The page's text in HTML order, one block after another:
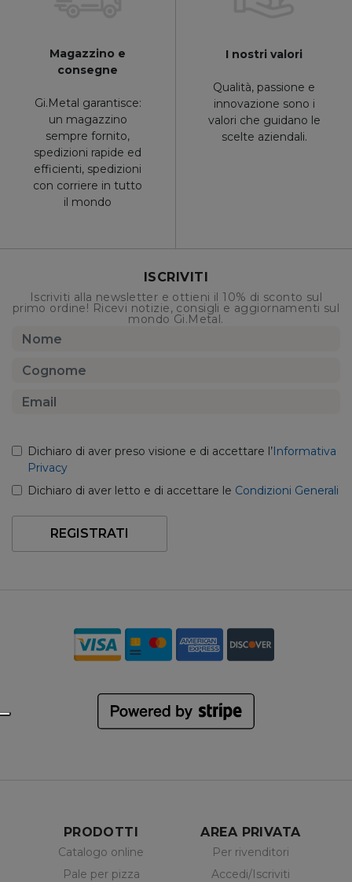
Magazzino e
consegne
Gi.Metal garantisce:
un magazzino
sempre fornito,
spedizioni rapide ed
efficienti, spedizioni
con corriere in tutto
il mondo
I nostri valori
Qualità, passione e
innovazione sono i
valori che guidano le
scelte aziendali.
ISCRIVITI
Iscriviti alla newsletter e ottieni il 10% di sconto sul
primo ordine! Ricevi notizie, consigli e aggiornamenti sul
mondo Gi.Metal.
Dichiaro di aver preso visione e di accettare l’Informativa
Privacy
Dichiaro di aver letto e di accettare le Condizioni Generali
REGISTRATI
PRODOTTI
Catalogo online
Pale per pizza
AREA PRIVATA
Per rivenditori
Accedi/Iscriviti